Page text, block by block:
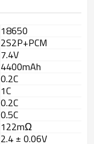
18650
2S2P+PCM
7.4V
4400mAh
0.2C
1C
0.2C
0.5C
122mΩ
2.4 ± 0.06V